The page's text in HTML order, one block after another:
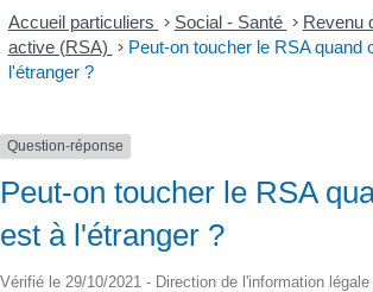
Accueil particuliers > Social - Santé > Revenu
active (RSA) > Peut-on toucher le RSA quand
l'étranger ?
Question-réponse
Peut-on toucher le RSA
est à l'étranger ?
Vérifié le 29/10/2021 - Direction de l'information légale